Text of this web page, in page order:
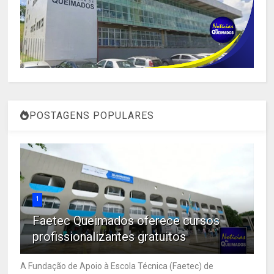
POSTAGENS POPULARES
1
Faetec Queimados oferece cursos
profissionalizantes gratuitos
A Fundação de Apoio à Escola Técnica (Faetec) de